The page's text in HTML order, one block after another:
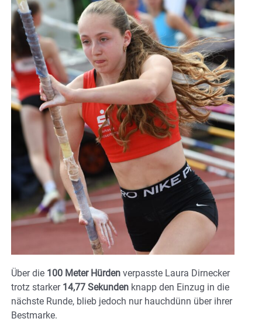
Über die 100 Meter Hürden verpasste Laura Dirnecker
trotz starker 14,77 Sekunden knapp den Einzug in die
nächste Runde, blieb jedoch nur hauchdünn über ihrer
Bestmarke.